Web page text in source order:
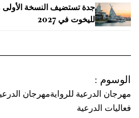
جدة تستضيف النسخة
لليخوت في 2027
الوسوم :
مهرجان الدرعية للروايةمهرجان
فعاليات الدرعية